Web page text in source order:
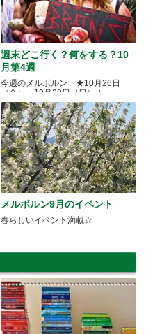
週末どこ行く？何をする？10
月第4週
今週のメルボルン ★10月26日
（金）～10月28日（日）★
メルボルン9月のイベント
春らしいイベント満載☆